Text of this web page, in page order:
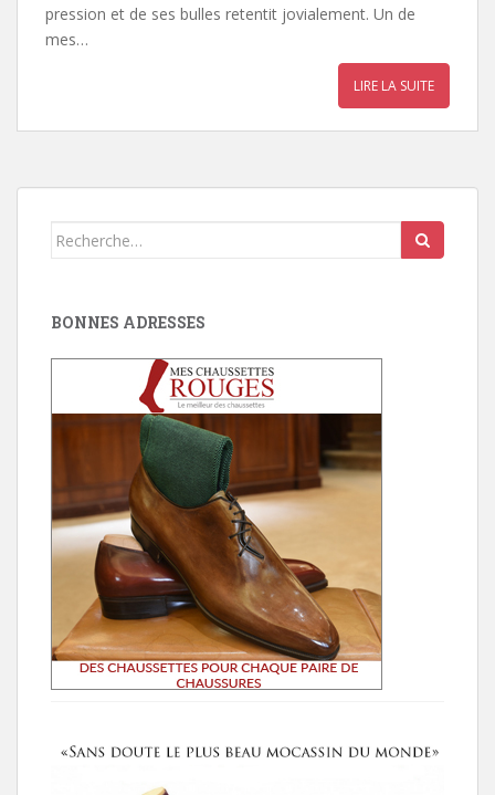
pression et de ses bulles retentit jovialement. Un de
mes…
LIRE LA SUITE
Search
BONNES ADRESSES